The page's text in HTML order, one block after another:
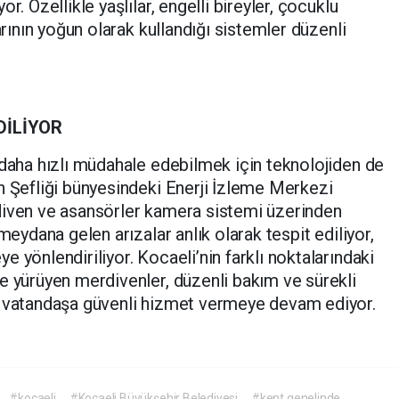
Özellikle yaşlılar, engelli bireyler, çocuklu
yoğun olarak kullandığı sistemler düzenli
hızlı müdahale edebilmek için teknolojiden de
Şefliği bünyesindeki Enerji İzleme Merkezi
ve asansörler kamera sistemi üzerinden
gelen arızalar anlık olarak tespit ediliyor,
yönlendiriliyor. Kocaeli’nin farklı noktalarındaki
merdivenler, düzenli bakım ve sürekli
güvenli hizmet vermeye devam ediyor.